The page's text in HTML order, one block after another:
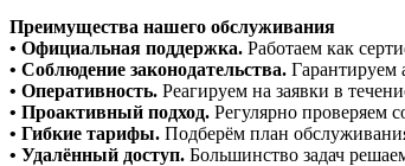
Преимущества нашего обслуживания
• Официальная поддержка. Работаем как
• Соблюдение законодательства. Гарантируем
• Оперативность. Реагируем на заявки в
• Проактивный подход. Регулярно проверяем
• Гибкие тарифы. Подберём план
• Удалённый доступ. Большинство задач